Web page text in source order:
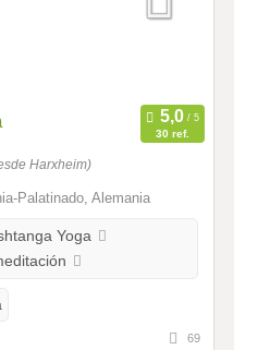
30 ref.
Harxheim)
Palatinado, Alemania
Yoga
69